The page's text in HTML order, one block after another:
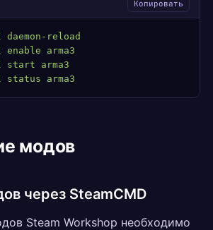
Копировать
daemon-reload
enable arma3
start arma3
status arma3
модов
через SteamCMD
Steam Workshop необходимо